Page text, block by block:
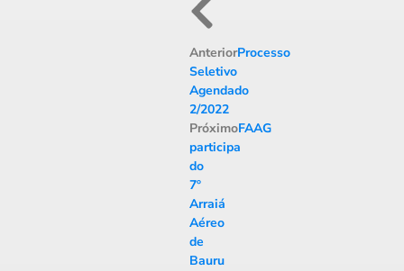
AnteriorProcesso
Seletivo
Agendado
2/2022
PróximoFAAG
participa
do
7º
Arraiá
Aéreo
de
Bauru